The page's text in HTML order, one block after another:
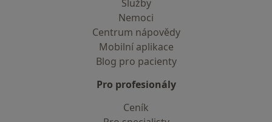
Služby
Nemoci
Centrum nápovědy
Mobilní aplikace
Blog pro pacienty
Pro profesionály
Ceník